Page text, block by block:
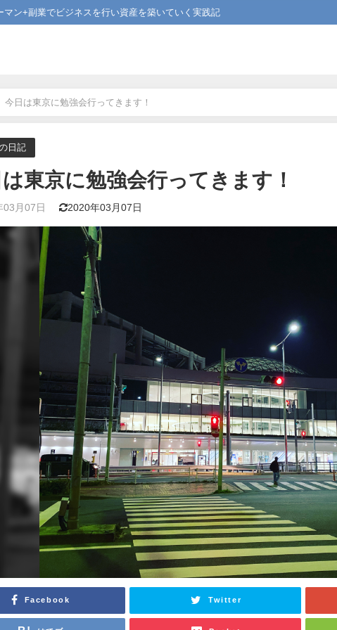
マン+副業でビジネスを行い資産を築いていく実践記
今日は東京に勉強会行ってきます！
日記
東京に勉強会行ってきます！
03月07日 2020年03月07日
Facebook Twitter